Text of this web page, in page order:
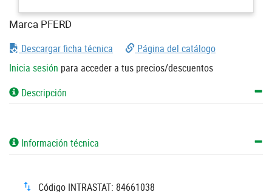
Marca PFERD
Descargar ficha técnica
Página del catálogo
Inicia sesión para acceder a tus precios/descuentos
Descripción
Información técnica
Código INTRASTAT: 84661038